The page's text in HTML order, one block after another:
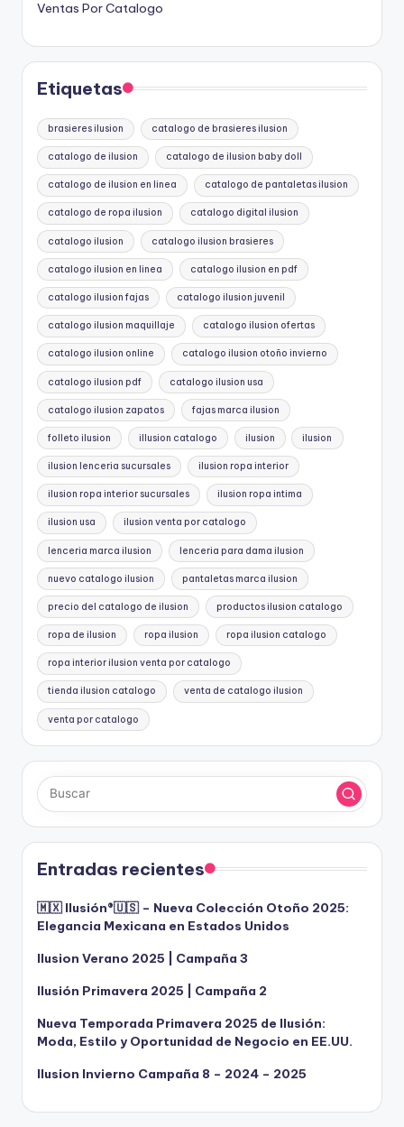
Ventas Por Catalogo
Etiquetas
brasieres ilusion catalogo de brasieres ilusion
catalogo de ilusion catalogo de ilusion baby doll
catalogo de ilusion en linea catalogo de pantaletas ilusion
catalogo de ropa ilusion catalogo digital ilusion
catalogo ilusion catalogo ilusion brasieres
catalogo ilusion en linea catalogo ilusion en pdf
catalogo ilusion fajas catalogo ilusion juvenil
catalogo ilusion maquillaje catalogo ilusion ofertas
catalogo ilusion online catalogo ilusion otoño invierno
catalogo ilusion pdf catalogo ilusion usa
catalogo ilusion zapatos fajas marca ilusion
folleto ilusion illusion catalogo ilusion ilusion
ilusion lenceria sucursales ilusion ropa interior
ilusion ropa interior sucursales ilusion ropa intima
ilusion usa ilusion venta por catalogo
lenceria marca ilusion lenceria para dama ilusion
nuevo catalogo ilusion pantaletas marca ilusion
precio del catalogo de ilusion productos ilusion catalogo
ropa de ilusion ropa ilusion ropa ilusion catalogo
ropa interior ilusion venta por catalogo
tienda ilusion catalogo venta de catalogo ilusion
venta por catalogo
Entradas recientes
🇲🇽 Ilusión®️🇺🇸 – Nueva Colección Otoño 2025:
Elegancia Mexicana en Estados Unidos
Ilusion Verano 2025 | Campaña 3
Ilusión Primavera 2025 | Campaña 2
Nueva Temporada Primavera 2025 de Ilusión:
Moda, Estilo y Oportunidad de Negocio en EE.UU.
Ilusion Invierno Campaña 8 – 2024 – 2025